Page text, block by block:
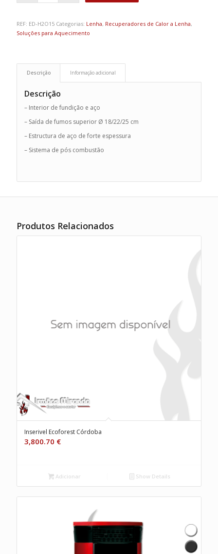
REF: ED-H2O15 Categorias: Lenha, Recuperadores de Calor a Lenha,
Soluções para Aquecimento
Descrição Informação adicional
Descrição
– Interior de fundição e aço
– Saída de fumos superior Ø 18/22/25 cm
– Estructura de aço de forte espessura
– Sistema de pós combustão
Produtos Relacionados
Inserivel Ecoforest Córdoba
3,800.70 €
Adicionar Show Details